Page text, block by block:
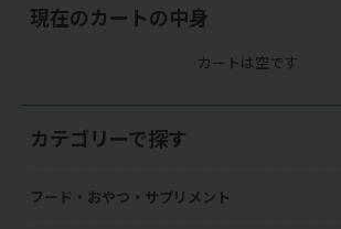
現在のカートの中身
カートは空です
カテゴリーで探す
フード・おやつ・サプリメント